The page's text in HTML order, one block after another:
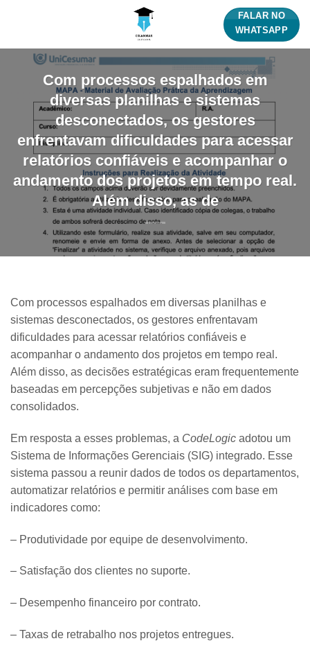
FALAR NO
WHATSAPP
Com processos espalhados em
diversas planilhas e sistemas
desconectados, os gestores
enfrentavam dificuldades para acessar
relatórios confiáveis e acompanhar o
andamento dos projetos em tempo real.
Além disso, as de
Com processos espalhados em diversas planilhas e
sistemas desconectados, os gestores enfrentavam
dificuldades para acessar relatórios confiáveis e
acompanhar o andamento dos projetos em tempo real.
Além disso, as decisões estratégicas eram frequentemente
baseadas em percepções subjetivas e não em dados
consolidados.
Em resposta a esses problemas, a CodeLogic adotou um
Sistema de Informações Gerenciais (SIG) integrado. Esse
sistema passou a reunir dados de todos os departamentos,
automatizar relatórios e permitir análises com base em
indicadores como:
– Produtividade por equipe de desenvolvimento.
– Satisfação dos clientes no suporte.
– Desempenho financeiro por contrato.
– Taxas de retrabalho nos projetos entregues.